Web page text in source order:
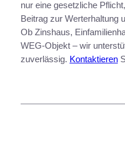
nur eine gesetzliche
Beitrag zur Werterhaltung
Ob Zinshaus,
WEG-Objekt – wir
zuverlässig. Kontaktieren